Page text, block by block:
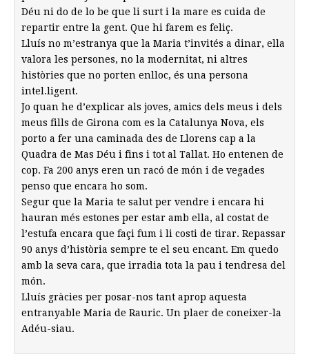
Déu ni do de lo be que li surt i la mare es cuida de
repartir entre la gent. Que hi farem es feliç.
Lluís no m’estranya que la Maria t’invités a dinar, ella
valora les persones, no la modernitat, ni altres
històries que no porten enlloc, és una persona
intel.ligent.
Jo quan he d’explicar als joves, amics dels meus i dels
meus fills de Girona com es la Catalunya Nova, els
porto a fer una caminada des de Llorens cap a la
Quadra de Mas Déu i fins i tot al Tallat. Ho entenen de
cop. Fa 200 anys eren un racó de món i de vegades
penso que encara ho som.
Segur que la Maria te salut per vendre i encara hi
hauran més estones per estar amb ella, al costat de
l’estufa encara que façi fum i li costi de tirar. Repassar
90 anys d’història sempre te el seu encant. Em quedo
amb la seva cara, que irradia tota la pau i tendresa del
món.
Lluís gràcies per posar-nos tant aprop aquesta
entranyable Maria de Rauric. Un plaer de coneixer-la
Adéu-siau.